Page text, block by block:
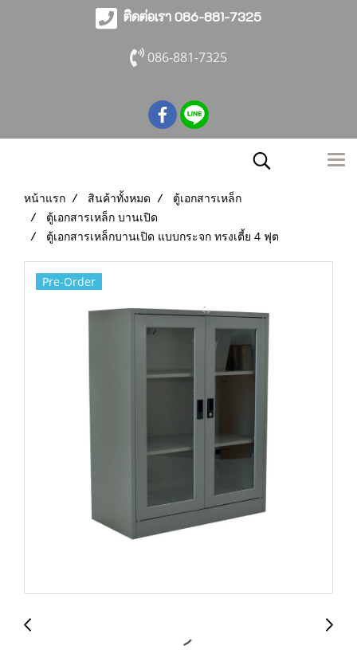
ติดต่อเรา 086-881-7325
086-881-7325
หน้าแรก สินค้าทั้งหมด
ตู้เอกสารเหล็ก
ตู้เอกสารเหล็ก บานเปิด
ตู้เอกสารเหล็กบานเปิด แบบกระจก ทรงเตี้ย 4 ฟุต
Pre-Order